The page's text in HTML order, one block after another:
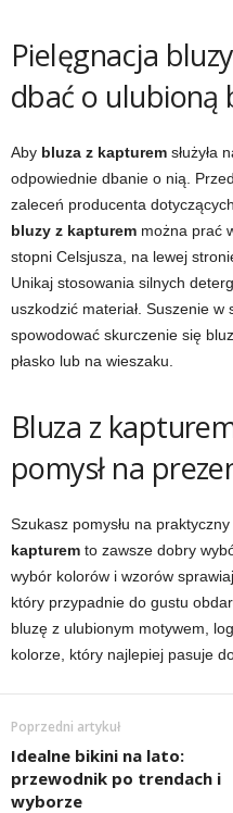
Pielęgnacja
dbać o ulubioną
Aby bluza z kapturem służyła
odpowiednie dbanie o nią.
zaleceń producenta
bluzy z kapturem można prać
stopni Celsjusza, na lewej
Unikaj stosowania silnych
uszkodzić materiał. Suszenie
spowodować skurczenie się
płasko lub na wieszaku.
Bluza z
pomysł na
Szukasz pomysłu na
kapturem to zawsze dobry
wybór kolorów i wzorów
który przypadnie do gustu
bluzę z ulubionym motywem,
kolorze, który najlepiej pasuje
Poprzedni artykuł
Idealne bikini na lato:
przewodnik po trendach i
wyborze